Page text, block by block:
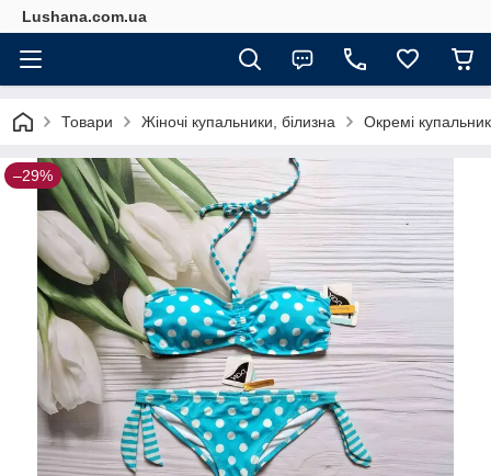
Lushana.com.ua
Товари Жіночі купальники, білизна Окремі
–29%